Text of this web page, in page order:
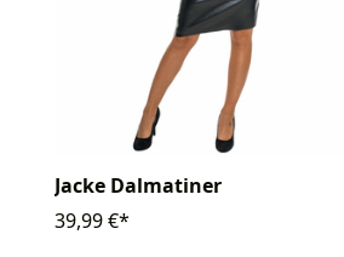
Jacke Dalmatiner
39,99 €*